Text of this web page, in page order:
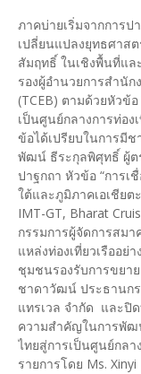
ภาคบ่ายเริ่มจากการป
เปลี่ยนแปลงยุทธศาสต
สัมฤทธิ์ ในเชิงพื้นที่แล
รองผู้อำนวยการสำนั
(TCEB) ตามด้วยหัวข้
เป็นศูนย์กลางการท่อ
ข้อได้เปรียบในการมีช
พัฒน์ ธีระกุลพิศุทธิ์ ผู้ต
ปาฐกถา หัวข้อ “การเ
ใต้และภูมิภาคเอเชียต
IMT-GT, Bharat
กรรมการผู้จัดการสม
แหล่งท่องเที่ยวเรืออย่
ชุมชนรองรับการขยา
ชาดาวัฒน์ ประธานก
แทรเวล จำกัด และปิ
ความสำคัญในการพัฒ
ไทยสู่การเป็นศูนย์กลา
รายการโดย Ms.